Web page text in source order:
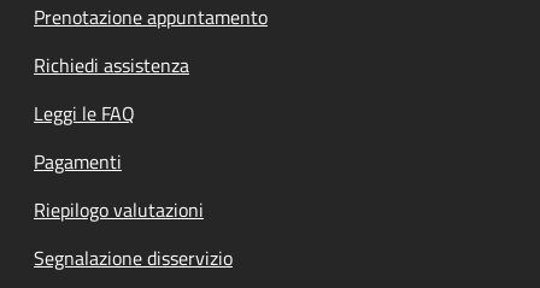
Prenotazione appuntamento
Richiedi assistenza
Leggi le FAQ
Pagamenti
Riepilogo valutazioni
Segnalazione disservizio